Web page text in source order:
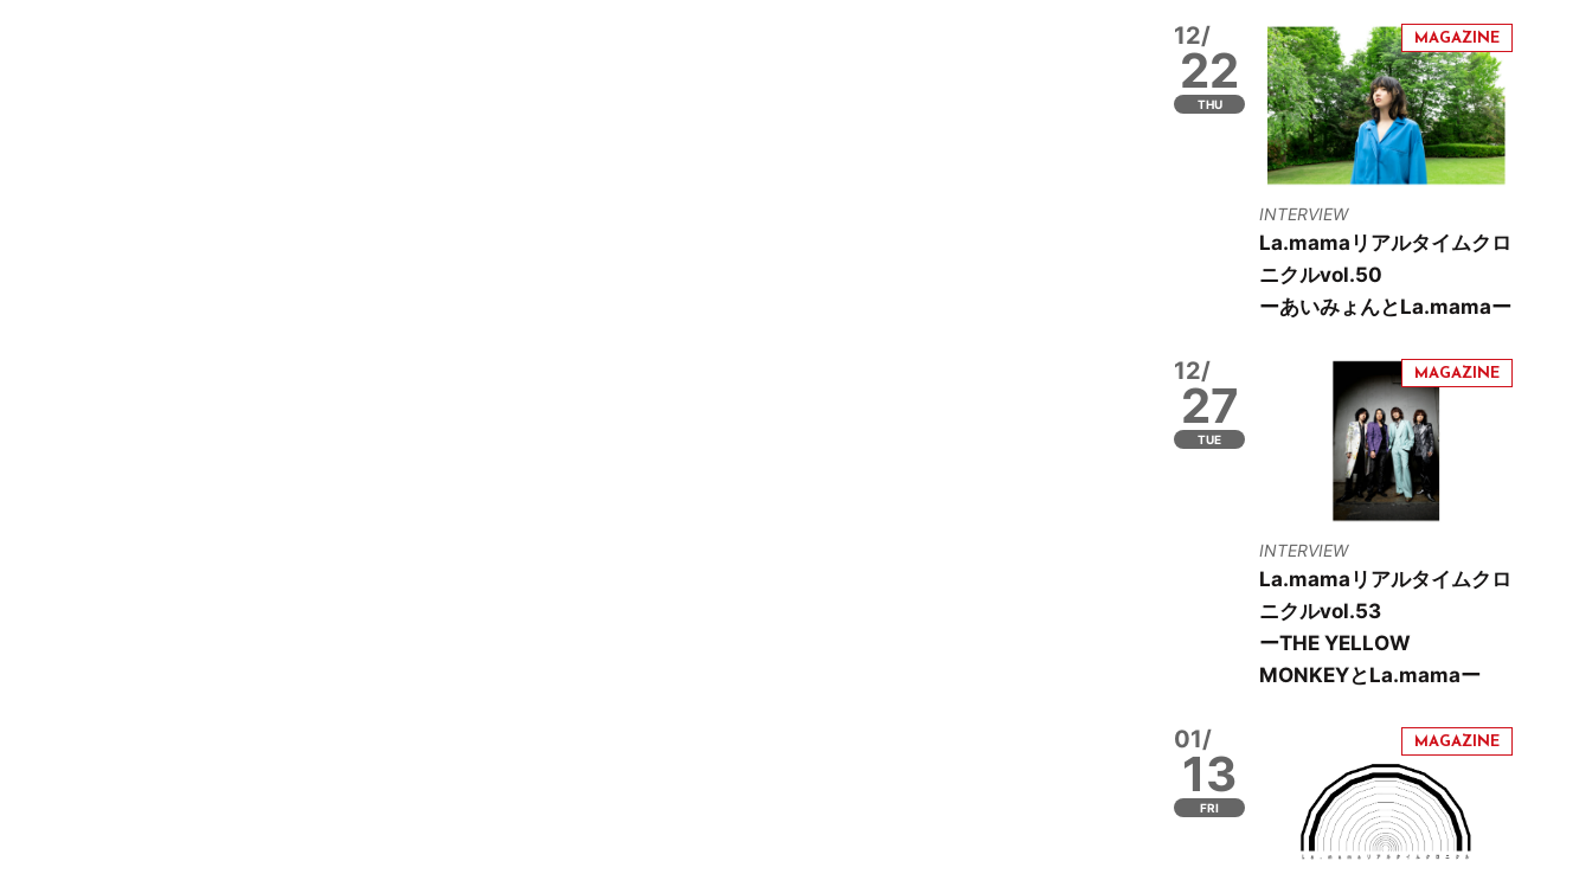
12/
22
THU
INTERVIEW
La.mamaリアルタイムクロ
ニクルvol.50
ーあいみょんとLa.mamaー
12/
27
TUE
INTERVIEW
La.mamaリアルタイムクロ
ニクルvol.53
ーTHE YELLOW
MONKEYとLa.mamaー
01/
13
FRI